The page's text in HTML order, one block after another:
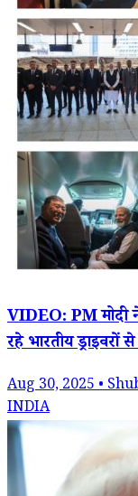
VIDEO: PM मोदी
रहे भारतीय ड्राइवरों
Aug 30, 2025 •
INDIA